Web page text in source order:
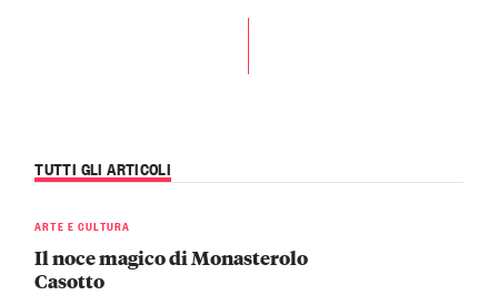
TUTTI GLI ARTICOLI
ARTE E CULTURA
Il noce magico di Monasterolo
Casotto